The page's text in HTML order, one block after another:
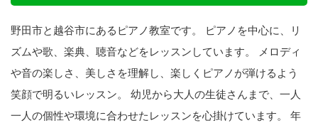
野田市と越谷市にあるピアノ教室です。 ピアノを中心に、リ
ズムや歌、楽典、聴音などをレッスンしています。 メロディ
や音の楽しさ、美しさを理解し、楽しくピアノが弾けるよう
笑顔で明るいレッスン。 幼児から大人の生徒さんまで、一人
一人の個性や環境に合わせたレッスンを心掛けています。 年